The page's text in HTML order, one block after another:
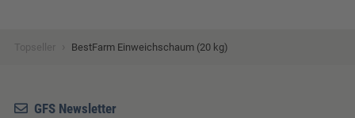
Topseller BestFarm Einweichschaum (20 kg)
GFS Newsletter